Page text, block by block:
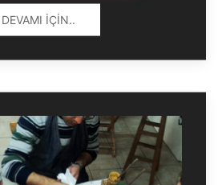
DEVAMI İÇIN..